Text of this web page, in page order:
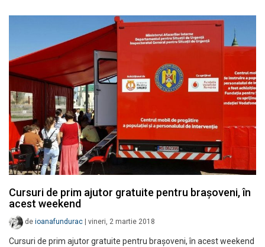
Cursuri de prim ajutor gratuite pentru brașoveni, în
acest weekend
de ioanafundurac vineri, 2 martie 2018
Cursuri de prim ajutor gratuite pentru brașoveni, în acest weekend